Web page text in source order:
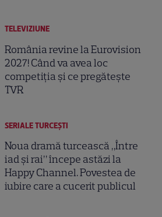
TELEVIZIUNE
România revine la Eurovision
2027! Când va avea loc
competiția și ce pregătește
TVR
SERIALE TURCEŞTI
Noua dramă turcească „Între
iad și rai” începe astăzi la
Happy Channel. Povestea de
iubire care a cucerit publicul